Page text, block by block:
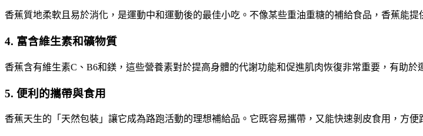
香蕉質地柔軟且易於消化，是運動中和運動後的最佳小吃。不像某些重油重糖的補給食品，香蕉能提
4. 富含維生素和礦物質
香蕉含有維生素C、B6和鎂，這些營養素對於提高身體的代謝功能和促進肌肉恢復非常重要，有助於
5. 便利的攜帶與食用
香蕉天生的「天然包裝」讓它成為路跑活動的理想補給品。它既容易攜帶，又能快速剝皮食用，方便